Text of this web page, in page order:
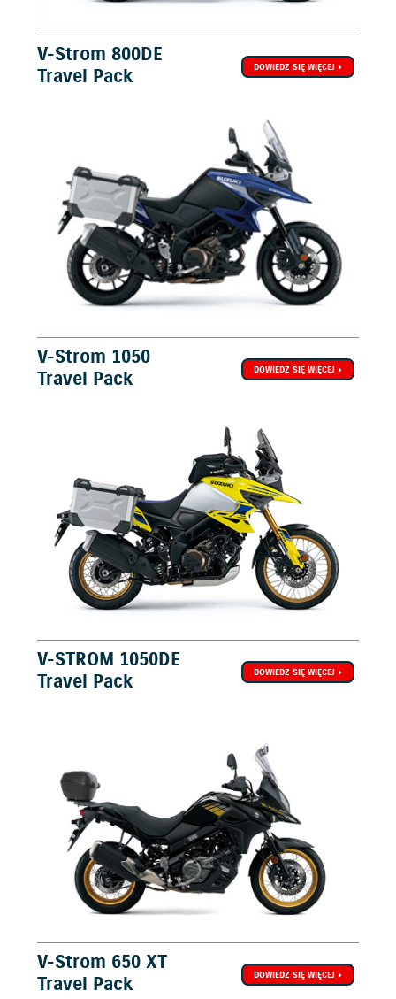
V-Strom 800DE
Travel Pack
DOWIEDZ SIĘ WIĘCEJ
V-Strom 1050
Travel Pack
DOWIEDZ SIĘ WIĘCEJ
V-STROM 1050DE
Travel Pack
DOWIEDZ SIĘ WIĘCEJ
V-Strom 650 XT
Travel Pack
DOWIEDZ SIĘ WIĘCEJ